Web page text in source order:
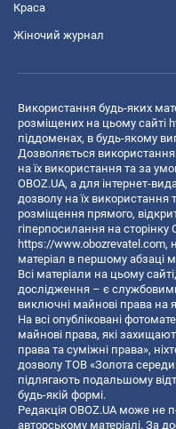
Краса
Жіночий журнал
Використання будь-яких
розміщених на цьому сайті
піддоменах, в будь-якому
Дозволяється
на їх використання та за
OBOZ.UA, а для інтернет-
дозволу на їх використання
розміщення прямого,
гіперпосилання на
https://www.obozrevatel.com,
матеріал в першому абзаці
Всі матеріали на цьому
дослідження – є
виключні майнові права на
На всі опубліковані
майнові права, які
права та суміжні права»,
дозволу ТОВ «Золота
підлягають подальшому
будь-якій формі.
Редакція OBOZ.UA може не
авторському матеріалі. За